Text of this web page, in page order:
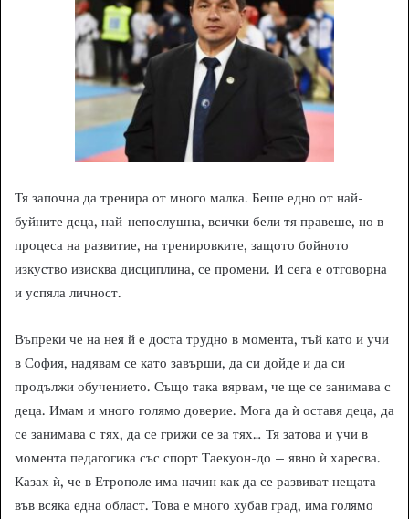
Тя започна да тренира от много малка. Беше едно от най-
буйните деца, най-непослушна, всички бели тя правеше, но в
процеса на развитие, на тренировките, защото бойното
изкуство изисква дисциплина, се промени. И сега е отговорна
и успяла личност.
Въпреки че на нея й е доста трудно в момента, тъй като и учи
в София, надявам се като завърши, да си дойде и да си
продължи обучението. Също така вярвам, че ще се занимава с
деца. Имам и много голямо доверие. Мога да ѝ оставя деца, да
се занимава с тях, да се грижи се за тях… Тя затова и учи в
момента педагогика със спорт Таекуон-до – явно ѝ харесва.
Казах ѝ, че в Етрополе има начин как да се развиват нещата
във всяка една област. Това е много хубав град, има голямо